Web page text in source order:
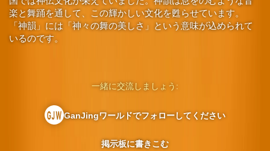
楽と舞踊を通して、この輝かしい文化を甦らせています。
「神韻」には「神々の舞の美しさ」という意味が込められて
いるのです。
一緒に交流しましょう:
GanJingワールドでフォローしてください
掲示板に書きこむ